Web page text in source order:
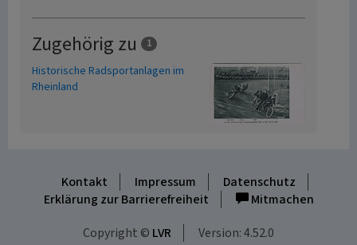
Zugehörig zu 1
Historische Radsportanlagen im
Rheinland
Kontakt Impressum
Datenschutz
Erklärung zur Barrierefreiheit
Mitmachen
Copyright © LVR Version: 4.52.0